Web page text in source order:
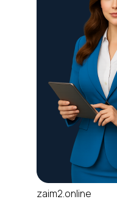
zaim2.online